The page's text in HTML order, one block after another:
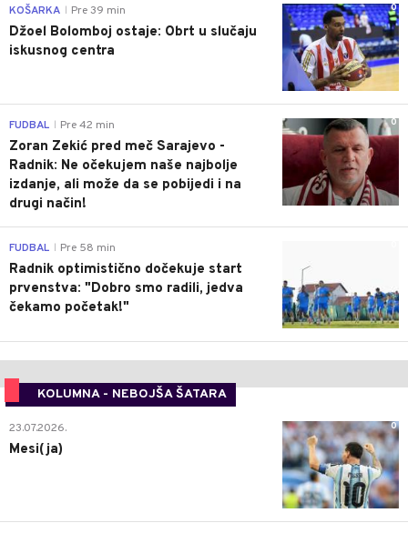
0
KOŠARKA Pre 39 min
Džoel Bolomboj ostaje: Obrt u slučaju
iskusnog centra
0
FUDBAL Pre 42 min
Zoran Zekić pred meč Sarajevo -
Radnik: Ne očekujem naše najbolje
izdanje, ali može da se pobijedi i na
drugi način!
FUDBAL Pre 58 min
Radnik optimistično dočekuje start
prvenstva: "Dobro smo radili, jedva
čekamo početak!"
KOLUMNA - NEBOJŠA ŠATARA
0
23.07.2026.
Mesi(ja)